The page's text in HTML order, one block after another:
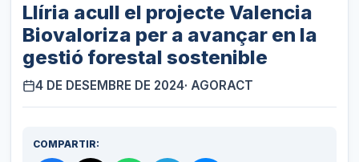
Llíria acull el projecte Valencia
Biovaloriza per a avançar en la
gestió forestal sostenible
4 DE DESEMBRE DE 2024· AGORACT
COMPARTIR: